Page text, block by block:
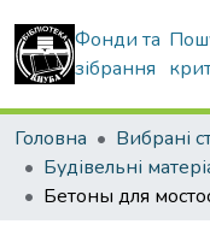
Фонди та
зібрання
Головна